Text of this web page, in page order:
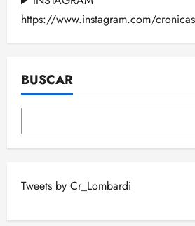
https://www.instagram.com/
BUSCAR
Tweets by Cr_Lombardi